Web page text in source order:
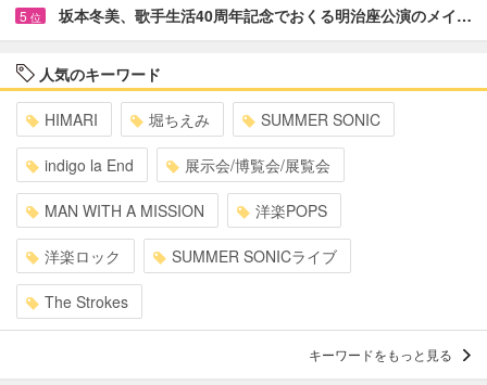
5 位 坂本冬美、歌手生活40周年記念でおくる明治座公演のメイ…
人気のキーワード
HIMARI 堀ちえみ SUMMER SONIC
indigo la End 展示会/博覧会/展覧会
MAN WITH A MISSION 洋楽POPS
洋楽ロック SUMMER SONICライブ
The Strokes
キーワードをもっと見る